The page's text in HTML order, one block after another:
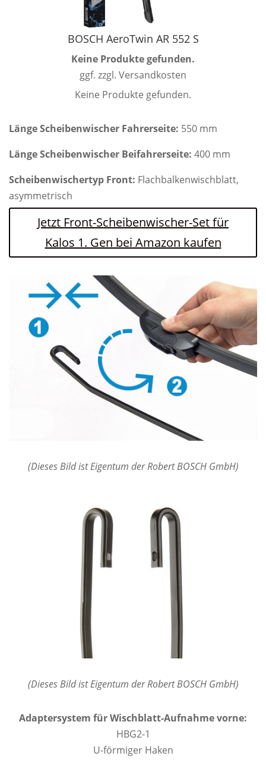
BOSCH AeroTwin AR 552 S
Keine Produkte gefunden.
ggf. zzgl. Versandkosten
Keine Produkte gefunden.
Länge Scheibenwischer Fahrerseite: 550 mm
Länge Scheibenwischer Beifahrerseite: 400 mm
Scheibenwischertyp Front: Flachbalkenwischblatt,
asymmetrisch
Jetzt Front-Scheibenwischer-Set für
Kalos 1. Gen bei Amazon kaufen
(Dieses Bild ist Eigentum der Robert BOSCH GmbH)
(Dieses Bild ist Eigentum der Robert BOSCH GmbH)
Adaptersystem für Wischblatt-Aufnahme vorne:
HBG2-1
U-förmiger Haken